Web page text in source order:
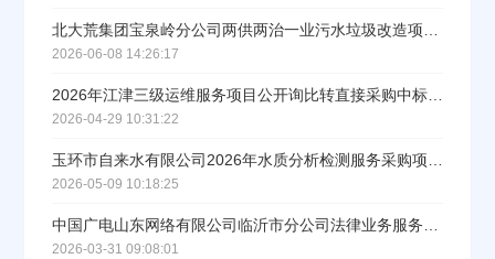
北大荒集团宝泉岭分公司两供两治一业污水垃圾改造项目监理服务中标结果公示
2026-06-08 14:26:17
2026年江津三级运维服务项目公开询比转直接采购中标公示
2026-04-29 10:31:22
玉环市自来水有限公司2026年水质分析检测服务采购项目的中标结果公告
2026-05-09 10:18:25
中国广电山东网络有限公司临沂市分公司法律业务服务单位选聘项目中标公告
2026-03-31 09:08:01
立即入驻